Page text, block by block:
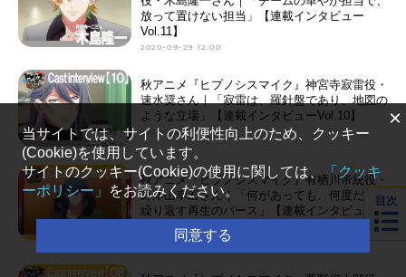
放って置けない担当」【連載インタビュー
Vol.11】
2020-09-29 12:00
秋アニメ『ヒプノシスマイク』神宮寺寂雷役・
速水奨さん｜「寂雷は、羅針盤であり、地図の
ような立場」【連載インタビューVol.10】
2020-09-28 12:00
秋アニメ『ヒプノシスマイク』有栖川帝統役・
野津山幸宏さん｜「何があっても、何度だって
繰り返す再生のバース」【連載インタビュー
Vol.9】
2020-09-23 12:00
目次
×
当サイトでは、サイトの利便性向上のため、クッキー
(Cookie)を使用しています。
サイトのクッキー(Cookie)の使用に関しては、「クッキ
ーポリシー」
をお読みください。
同意する